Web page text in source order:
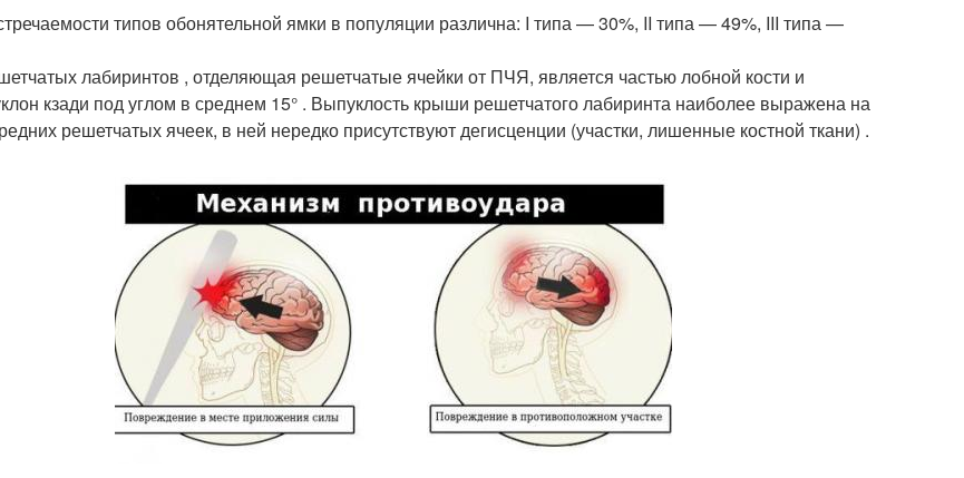
типов обонятельной ямки в популяции различна: I типа — 30%, II типа — 49%, III типа —
лабиринтов , отделяющая решетчатые ячейки от ПЧЯ, является частью лобной кости и
кзади под углом в среднем 15° . Выпуклость крыши решетчатого лабиринта наиболее выражена на
решетчатых ячеек, в ней нередко присутствуют дегисценции (участки, лишенные костной ткани) .